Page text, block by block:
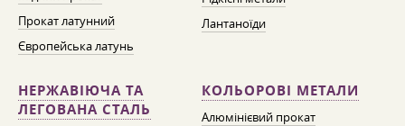
Прокат латунний
Європейська латунь
Лантаноїди
НЕРЖАВІЮЧА ТА
ЛЕГОВАНА СТАЛЬ
КОЛЬОРОВІ МЕТАЛИ
Алюмінієвий прокат